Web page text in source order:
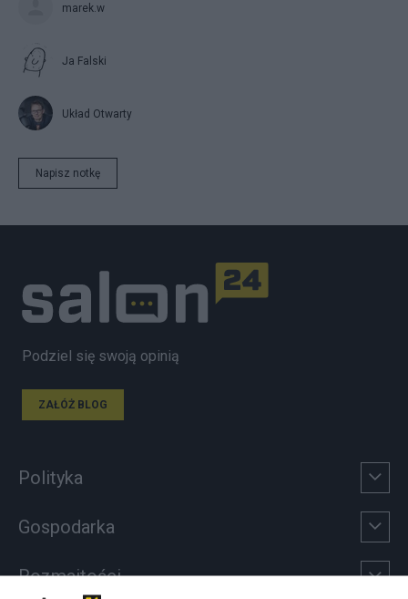
marek.w
Ja Falski
Układ Otwarty
Napisz notkę
Podziel się swoją opinią
ZAŁÓŻ BLOG
Polityka
Gospodarka
Rozmaitości